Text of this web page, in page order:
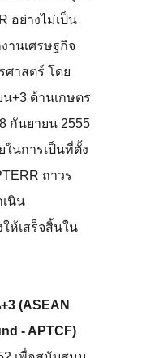
อย่างไม่เป็น
านเศรษฐกิจ
ศาสตร์ โดย
+3 ด้านเกษตร
กันยายน 2555
นการเป็นที่ตั้ง
ถาวร
เนิน
ห้เสร็จสิ้นใน
(ASEAN
- APTCF)